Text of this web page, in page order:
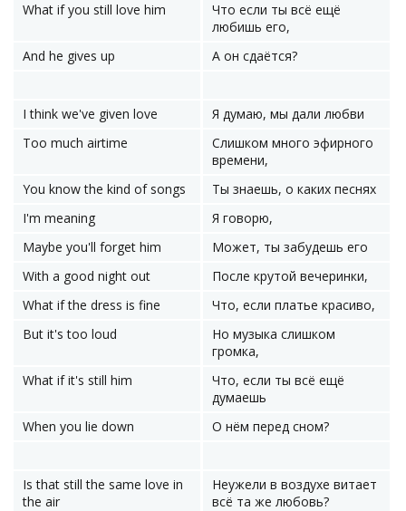
What if you still love him
Что если ты всё ещё
любишь его,
And he gives up
А он сдаётся?
I think we've given love
Я думаю, мы дали любви
Too much airtime
Слишком много эфирного
времени,
You know the kind of songs
Ты знаешь, о каких песнях
I'm meaning
Я говорю,
Maybe you'll forget him
Может, ты забудешь его
With a good night out
После крутой вечеринки,
What if the dress is fine
Что, если платье красиво,
But it's too loud
Но музыка слишком
громка,
What if it's still him
Что, если ты всё ещё
думаешь
When you lie down
О нём перед сном?
Is that still the same love in
the air
Неужели в воздухе витает
всё та же любовь?